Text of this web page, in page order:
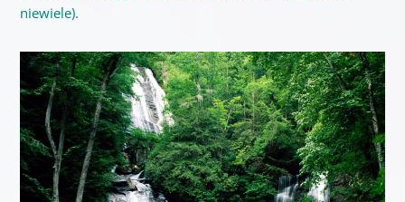
niewiele).